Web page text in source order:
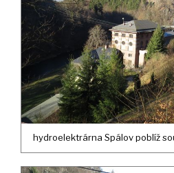
hydroelektrárna Spálov poblíž